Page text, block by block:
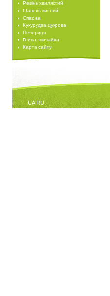
Ревінь хвилястий
Щавель кислий
Спаржа
Кукурудза цукрова
Печериця
Глива звичайна
Карта сайту
UA RU